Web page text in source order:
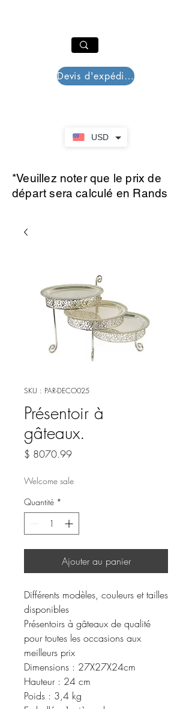
USD
Devis d'expédition
*Veuillez noter que le prix de
départ sera calculé en Rands
SKU : PAR-DECO025
Présentoir à
gâteaux.
$ 8070.99Prix
Welcome sale
Quantité *
Ajouter au panier
Différents modèles, couleurs et tailles
disponibles
Présentoirs à gâteaux de qualité
pour toutes les occasions aux
meilleurs prix
Dimensions : 27X27X24cm
Hauteur : 24 cm
Poids : 3,4 kg